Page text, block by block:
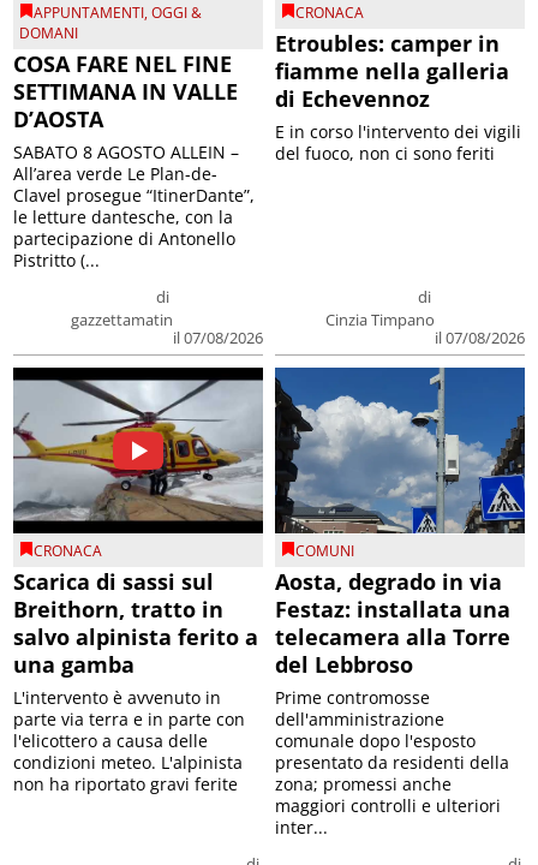
APPUNTAMENTI,OGGI &
DOMANI
COSA FARE NEL FINE
SETTIMANA IN VALLE
D’AOSTA
di
gazzettamatin
il 07/08/2026
SABATO 8 AGOSTO ALLEIN –
All’area verde Le Plan-de-
Clavel prosegue “ItinerDante”,
le letture dantesche, con la
partecipazione di Antonello
Pistritto (...
CRONACA
Etroubles: camper in
fiamme nella galleria
di Echevennoz
di
Cinzia Timpano
il 07/08/2026
E in corso l'intervento dei vigili
del fuoco, non ci sono feriti
CRONACA
Scarica di sassi sul
Breithorn, tratto in
salvo alpinista ferito a
una gamba
L'intervento è avvenuto in
parte via terra e in parte con
l'elicottero a causa delle
condizioni meteo. L'alpinista
non ha riportato gravi ferite
COMUNI
Aosta, degrado in via
Festaz: installata una
telecamera alla Torre
del Lebbroso
Prime contromosse
dell'amministrazione
comunale dopo l'esposto
presentato da residenti della
zona; promessi anche
maggiori controlli e ulteriori
inter...